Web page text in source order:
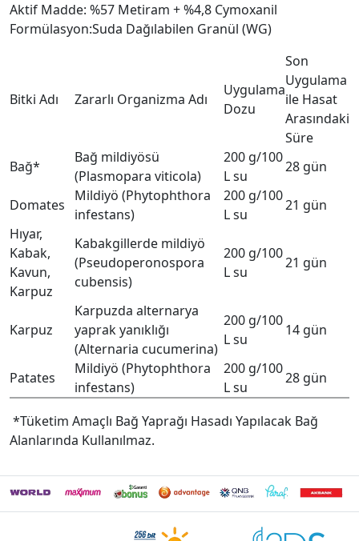
Aktif Madde: %57 Metiram + %4,8 Cymoxanil
Formülasyon:Suda Dağılabilen Granül (WG)
Bitki Adı Zararlı Organizma Adı
Uygulama
Dozu
Son
Uygulama
ile Hasat
Arasındaki
Süre
Bağ*
Bağ mildiyösü
(Plasmopara viticola)
200 g/100
L su
28 gün
Domates
Mildiyö (Phytophthora
infestans)
200 g/100
L su
21 gün
Hıyar,
Kabak,
Kavun,
Karpuz
Kabakgillerde mildiyö
(Pseudoperonospora
cubensis)
200 g/100
L su
21 gün
Karpuz
Karpuzda alternarya
yaprak yanıklığı
(Alternaria cucumerina)
200 g/100
L su
14 gün
Patates
Mildiyö (Phytophthora
infestans)
200 g/100
L su
28 gün
*Tüketim Amaçlı Bağ Yaprağı Hasadı Yapılacak Bağ
Alanlarında Kullanılmaz.